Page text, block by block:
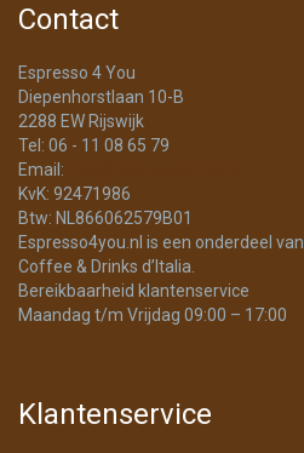
Contact
Espresso 4 You
Diepenhorstlaan 10-B
2288 EW Rijswijk
Tel: 06 - 11 08 65 79
Email:
KvK: 92471986
Btw: NL866062579B01
Espresso4you.nl is een onderdeel van
Coffee & Drinks d’Italia.
Bereikbaarheid klantenservice
Maandag t/m Vrijdag 09:00 – 17:00
Klantenservice